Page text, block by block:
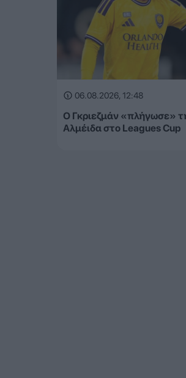
06.08.2026, 12:48
Ο Γκριεζμάν «πλήγωσε»
Αλμέιδα στο Leagues Cup